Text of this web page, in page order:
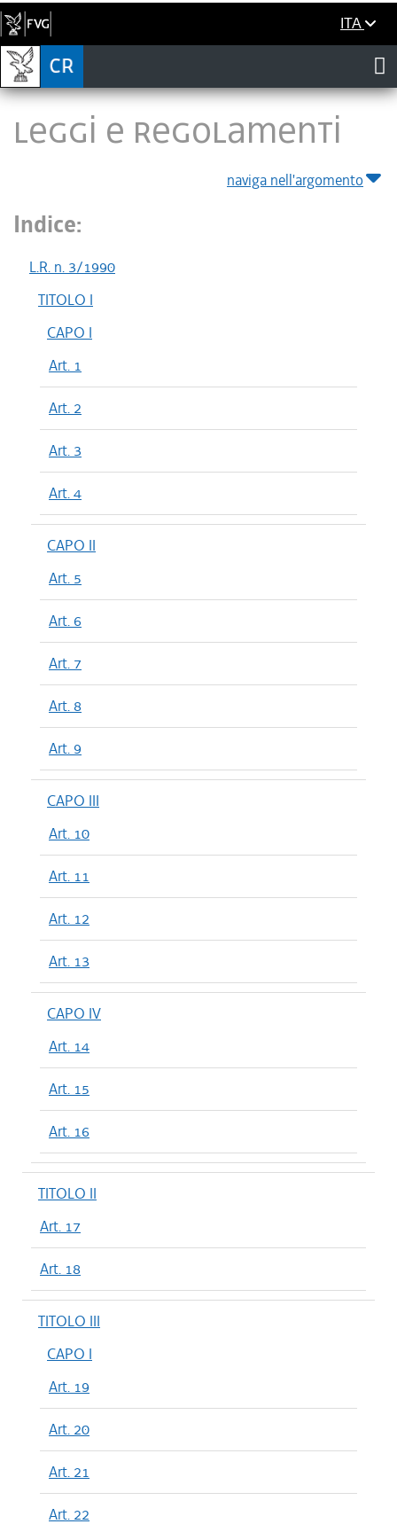
ITA
LEGGI E REGOLAMENTI
naviga nell'argomento
Indice:
L.R. n. 3/1990
TITOLO I
CAPO I
Art. 1
Art. 2
Art. 3
Art. 4
CAPO II
Art. 5
Art. 6
Art. 7
Art. 8
Art. 9
CAPO III
Art. 10
Art. 11
Art. 12
Art. 13
CAPO IV
Art. 14
Art. 15
Art. 16
TITOLO II
Art. 17
Art. 18
TITOLO III
CAPO I
Art. 19
Art. 20
Art. 21
Art. 22